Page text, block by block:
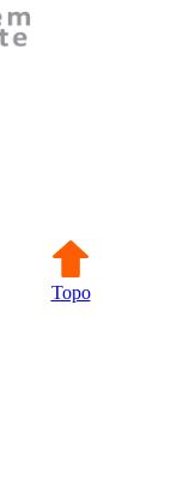
Topo